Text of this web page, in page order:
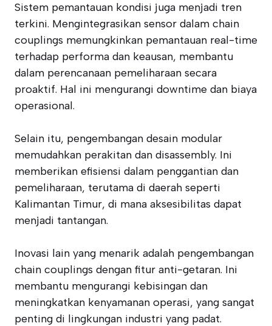
Sistem pemantauan kondisi juga menjadi tren
terkini. Mengintegrasikan sensor dalam chain
couplings memungkinkan pemantauan real-time
terhadap performa dan keausan, membantu
dalam perencanaan pemeliharaan secara
proaktif. Hal ini mengurangi downtime dan biaya
operasional.
Selain itu, pengembangan desain modular
memudahkan perakitan dan disassembly. Ini
memberikan efisiensi dalam penggantian dan
pemeliharaan, terutama di daerah seperti
Kalimantan Timur, di mana aksesibilitas dapat
menjadi tantangan.
Inovasi lain yang menarik adalah pengembangan
chain couplings dengan fitur anti-getaran. Ini
membantu mengurangi kebisingan dan
meningkatkan kenyamanan operasi, yang sangat
penting di lingkungan industri yang padat.